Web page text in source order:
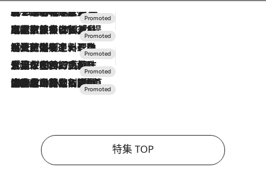
2026.8.7
【トンボの足水浴】ヒノキの香りに包まれて涼感マックス！約13℃の湧水かけ流しを避暑地「星野温泉 トンボの湯」で体験
2026.7.31
【ホテル帰省】という選択肢をOMOが提案。家族とほどよい距離を保つには「昼は実家、夜は気兼ねなくホテルで！」
2026.7.24
【夏限定ディナーコース】旬を迎える稚鮎や花ズッキーニなどをイタリア・トスカーナの郷土料理の手法で満喫！
2026.7.17
「土佐和ハーブかき氷」がOMO7高知に登場！生姜、山椒、大葉など目にも舌にも涼を呼ぶ郷土の味
2026.7.10
NEW OPEN！【界 草津】名湯の地に誕生。趣の異なる2種の温泉と上州ならではの会席・蕎麦割烹など美食を味わう究極の癒やし旅
特集 TOP